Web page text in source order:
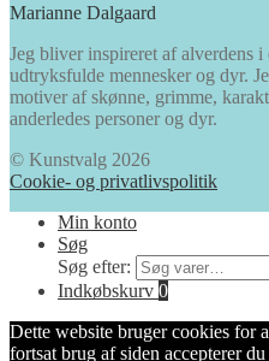
Marianne Dalgaard
Jeg bliver inspireret af alverdens
udtryksfulde mennesker og dyr.
motiver af skønne, grimme,
anderledes personer og dyr.
© Kunstvalg 2026
Cookie- og privatlivspolitik
Min konto
Søg
Søg efter:
Indkøbskurv 0
Dette website bruger cookies for
fortsat brug af siden accepterer